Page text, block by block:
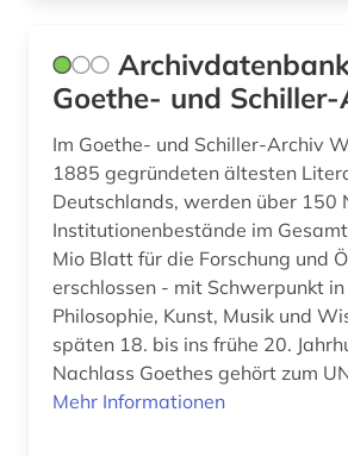
gruß (1)
hampartsoum (1)
handbuch (2)
handschrift (1)
harmonie (musik) (1)
harmonielehre (1)
harmonik (1)
Goethe- und Schiller-
Im Goethe- und Schiller-Archiv
1885 gegründeten ältesten
Deutschlands, werden über 150
Institutionenbestände im
Mio Blatt für die Forschung und
erschlossen - mit Schwerpunkt
Philosophie, Kunst, Musik und
späten 18. bis ins frühe 20.
Nachlass Goethes gehört zum
Mehr Informationen